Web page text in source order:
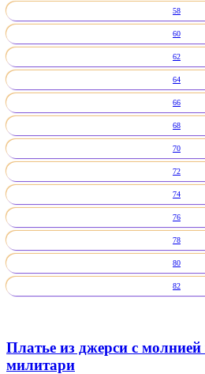
58
60
62
64
66
68
70
72
74
76
78
80
82
Платье из джерси с
милитари